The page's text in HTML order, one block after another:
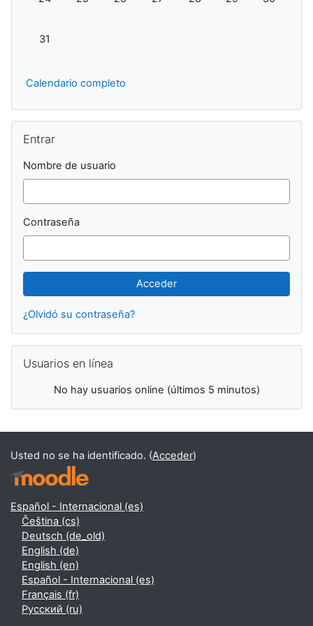
Sin eventos, lunes, 31 agosto
31
Calendario completo
Entrar
Nombre de usuario
Contraseña
¿Olvidó su contraseña?
Usuarios en línea
No hay usuarios online (últimos 5 minutos)
Usted no se ha identificado. (Acceder)
Español - Internacional ‎(es)‎
Čeština ‎(cs)‎
Deutsch ‎(de_old)‎
English ‎(de)‎
English ‎(en)‎
Español - Internacional ‎(es)‎
Français ‎(fr)‎
Русский ‎(ru)‎